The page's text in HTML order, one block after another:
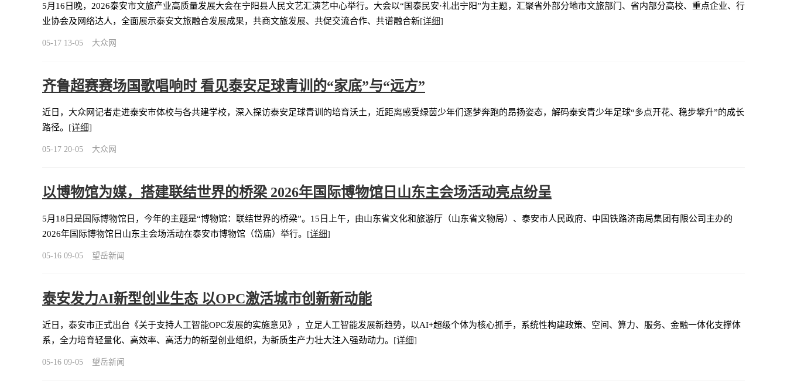
5月16日晚，2026泰安市文旅产业高质量发展大会在宁阳县人民文艺汇演艺中心举行。大会以“国泰民安·礼出宁阳”为主题，汇聚省外部分地市文旅部门、省内部分高校、重点企业、行
业协会及网络达人，全面展示泰安文旅融合发展成果，共商文旅发展、共促交流合作、共谱融合新[详细]
05-17 13-05 大众网
齐鲁超赛赛场国歌唱响时 看见泰安足球青训的“家底”与“远方”
近日，大众网记者走进泰安市体校与各共建学校，深入探访泰安足球青训的培育沃土，近距离感受绿茵少年们逐梦奔跑的昂扬姿态，解码泰安青少年足球“多点开花、稳步攀升”的成长
路径。 [详细]
05-17 20-05 大众网
以博物馆为媒，搭建联结世界的桥梁 2026年国际博物馆日山东主会场活动亮点纷呈
5月18日是国际博物馆日，今年的主题是“博物馆：联结世界的桥梁”。15日上午，由山东省文化和旅游厅（山东省文物局）、泰安市人民政府、中国铁路济南局集团有限公司主办的
2026年国际博物馆日山东主会场活动在泰安市博物馆（岱庙）举行。 [详细]
05-16 09-05 望岳新闻
泰安发力AI新型创业生态 以OPC激活城市创新新动能
近日，泰安市正式出台《关于支持人工智能OPC发展的实施意见》，立足人工智能发展新趋势，以AI+超级个体为核心抓手，系统性构建政策、空间、算力、服务、金融一体化支撑体
系，全力培育轻量化、高效率、高活力的新型创业组织，为新质生产力壮大注入强劲动力。 [详细]
05-16 09-05 望岳新闻